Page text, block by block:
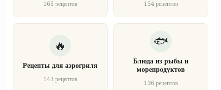
166 рецептов 154 рецептов
Рецепты для аэрогриля
143 рецептов
Блюда из рыбы и
морепродуктов
136 рецептов